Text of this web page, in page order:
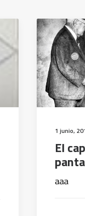
1 junio,
El
aaa